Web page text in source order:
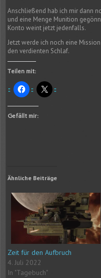
Anschließend hab ich mir dann
und eine Menge Munition
Konto weint jetzt jedenfalls.
Jetzt werde ich noch eine
den verdienten Schlaf.
Teilen mit:
Gefällt mir:
Ähnliche Beiträge
Zeit für den Aufbruch
4. Juli 2022
In "Tagebuch"